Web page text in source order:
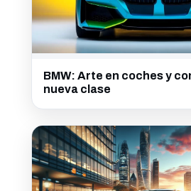
BMW: Arte en coches y
nueva clase